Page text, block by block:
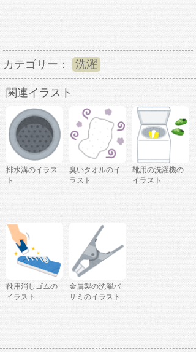
カテゴリー： 洗濯
関連イラスト
排水溝のイラス
ト
臭いタオルのイ
ラスト
靴用の洗濯機の
イラスト
靴用消しゴムの
イラスト
金属製の洗濯バ
サミのイラスト